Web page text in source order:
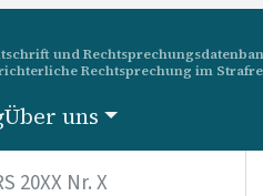
und
Rechtsprechung im
Über uns